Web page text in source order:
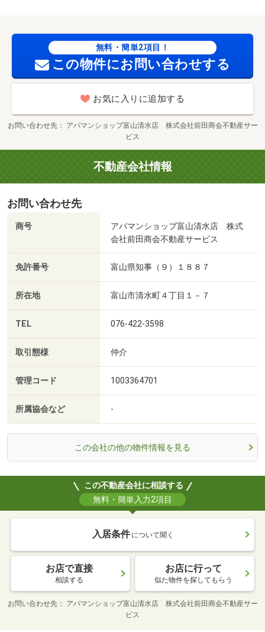
ｄ 16500円/ＩＣロック電池（初回 2750円
無料・簡単2項目！
この物件にお問い合わせする
お気に入りに追加する
お問い合わせ先
アパマンショップ富山清水店 株式会社前田商会不動産サー
ビス
不動産会社情報
お問い合わせ先
商号
アパマンショップ富山清水店 株式
会社前田商会不動産サービス
免許番号 富山県知事（９）１８８７
所在地 富山市清水町４丁目１－７
TEL 076-422-3598
取引態様 仲介
管理コード 1003364701
所属協会など -
この会社の他の物件情報を見る
この不動産会社に相談する
無料・簡単入力2項目
入居条件 について聞く
お店で直接
相談する
お店に行って
似た物件を探してもらう
お問い合わせ先
アパマンショップ富山清水店 株式会社前田商会不動産サー
ビス